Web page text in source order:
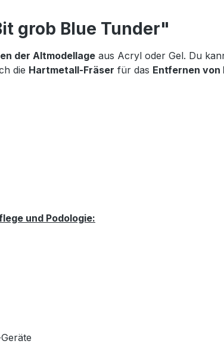
grob Blue Tunder"
der Altmodellage aus Acryl oder Gel. Du
die Hartmetall-Fräser für das Entfernen von
und Podologie: